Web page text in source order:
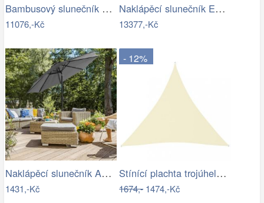
Bambusový slunečník se střechou z…
11076,-Kč
Naklápěcí slunečník EASY TURN 300x300…
13377,-Kč
Naklápěcí slunečník ASL-E1130 Autronic
1431,-Kč
- 12%
Stínící plachta trojúhelníková 5 x 5 x…
1674,-1474,-Kč